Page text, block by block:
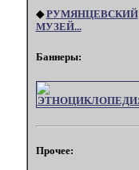
◆РУМЯНЦЕВСКИЙ
МУЗЕЙ...
Баннеры:
Прочее: